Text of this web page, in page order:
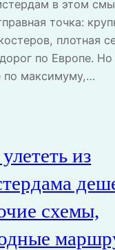
в этом
точка:
плотная
по Европе.
по максимуму,…
из
схемы,